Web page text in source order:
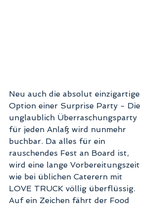
Neu auch die absolut einzigartige
Option einer Surprise Party - Die
unglaublich Überraschungsparty
für jeden Anlaß wird nunmehr
buchbar. Da alles für ein
rauschendes Fest an Board ist,
wird eine lange Vorbereitungszeit
wie bei üblichen Caterern mit
LOVE TRUCK völlig überflüssig.
Auf ein Zeichen fährt der Food